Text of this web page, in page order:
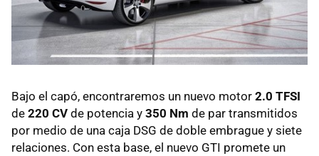
Bajo el capó, encontraremos un nuevo motor 2.0 TFSI
de 220 CV de potencia y 350 Nm de par transmitidos
por medio de una caja DSG de doble embrague y siete
relaciones. Con esta base, el nuevo GTI promete un